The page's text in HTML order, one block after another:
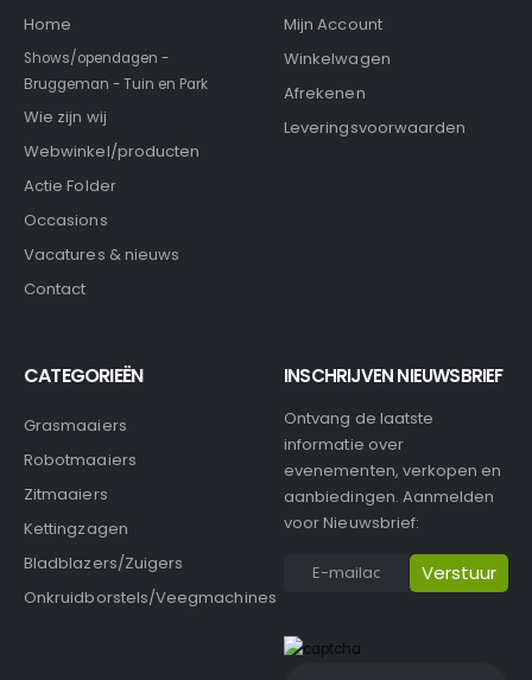
Home
Shows/opendagen -
Bruggeman - Tuin en Park
Wie zijn wij
Webwinkel/producten
Actie Folder
Occasions
Vacatures & nieuws
Contact
Mijn Account
Winkelwagen
Afrekenen
Leveringsvoorwaarden
CATEGORIEËN
Grasmaaiers
Robotmaaiers
Zitmaaiers
Kettingzagen
Bladblazers/Zuigers
Onkruidborstels/Veegmachines
INSCHRIJVEN NIEUWSBRIEF
Ontvang de laatste
informatie over
evenementen, verkopen en
aanbiedingen. Aanmelden
voor Nieuwsbrief: